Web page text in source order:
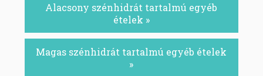
Alacsony szénhidrát tartalmú egyéb
ételek »
Magas szénhidrát tartalmú egyéb ételek
»